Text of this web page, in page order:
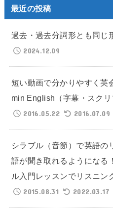
最近の投稿
過去・過去分詞形とも同じ
2024.12.09
短い動画で分かりやすく英
min English（字幕・スクリ
2016.05.22
2016.07.09
シラブル（音節）で英語の
語が聞き取れるようになる
ル入門レッスンでリスニン
2015.08.31
2022.03.17